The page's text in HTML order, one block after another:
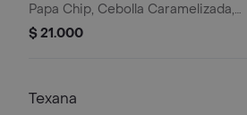
Papa Chip, Cebolla Caramelizada,
Queso, Tocineta, Tomate, Huevo De
$ 21.000
Texana